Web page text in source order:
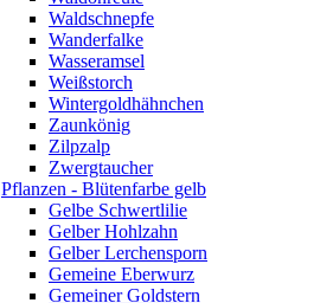
Waldschnepfe
Wanderfalke
Wasseramsel
Weißstorch
Wintergoldhähnchen
Zaunkönig
Zilpzalp
Zwergtaucher
Pflanzen - Blütenfarbe gelb
Gelbe Schwertlilie
Gelber Hohlzahn
Gelber Lerchensporn
Gemeine Eberwurz
Gemeiner Goldstern